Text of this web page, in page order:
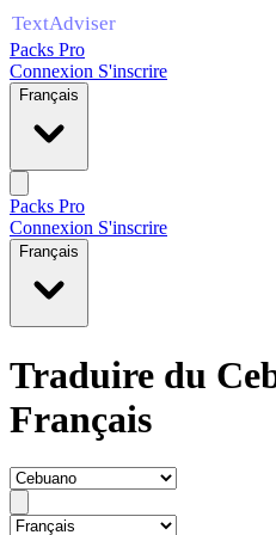
Packs Pro
Connexion S'inscrire
Français
Packs Pro
Connexion S'inscrire
Français
Traduire du
Français